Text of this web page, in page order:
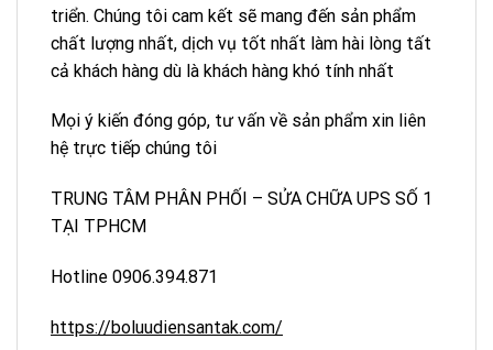
triển. Chúng tôi cam kết sẽ mang đến sản phẩm
chất lượng nhất, dịch vụ tốt nhất làm hài lòng tất
cả khách hàng dù là khách hàng khó tính nhất
Mọi ý kiến đóng góp, tư vấn về sản phẩm xin liên
hệ trực tiếp chúng tôi
TRUNG TÂM PHÂN PHỐI – SỬA CHỮA UPS SỐ 1
TẠI TPHCM
Hotline 0906.394.871
https://boluudiensantak.com/